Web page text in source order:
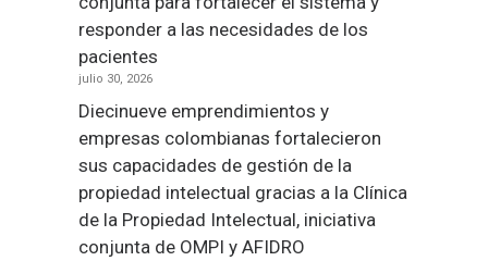
responder a las necesidades de los
pacientes
julio 30, 2026
Diecinueve emprendimientos y
empresas colombianas fortalecieron
sus capacidades de gestión de la
propiedad intelectual gracias a la Clínica
de la Propiedad Intelectual, iniciativa
conjunta de OMPI y AFIDRO